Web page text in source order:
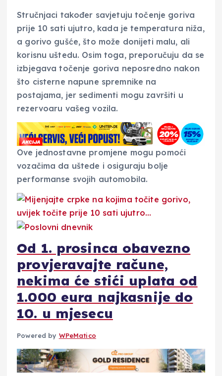
Stručnjaci također savjetuju točenje goriva
prije 10 sati ujutro, kada je temperatura niža,
a gorivo gušće, što može donijeti malu, ali
korisnu uštedu. Osim toga, preporučuju da se
izbjegava točenje goriva neposredno nakon
što cisterne napune spremnike na
postajama, jer sedimenti mogu završiti u
rezervoaru vašeg vozila.
Ove jednostavne promjene mogu pomoći
vozačima da uštede i osiguraju bolje
performanse svojih automobila.
Od 1. prosinca obavezno
provjeravajte račune,
nekima će stići uplata od
1.000 eura najkasnije do
10. u mjesecu
Powered by WPeMatico